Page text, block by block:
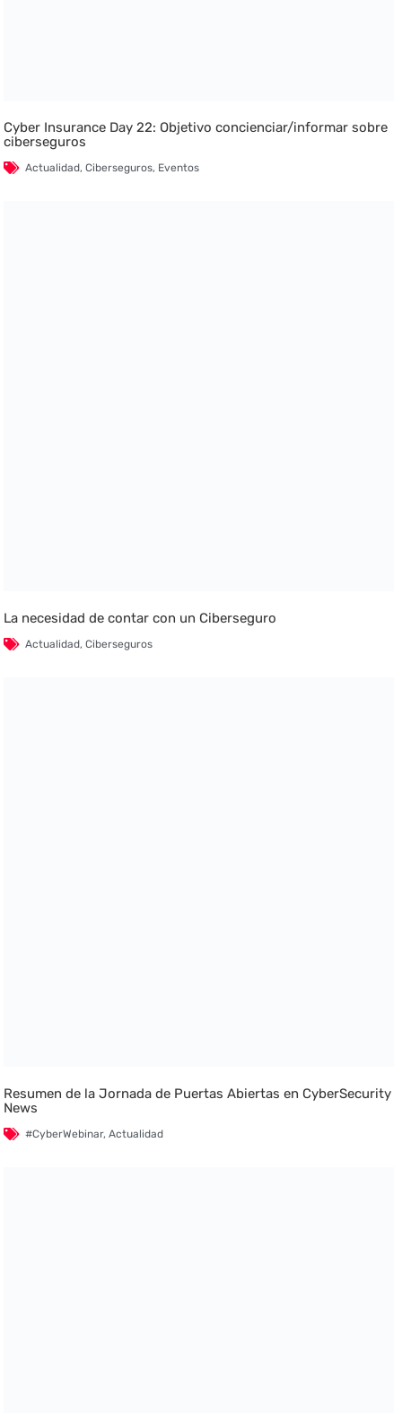
Cyber Insurance Day 22: Objetivo concienciar/informar sobre
ciberseguros
Actualidad,Ciberseguros, Eventos
La necesidad de contar con un Ciberseguro
Actualidad,Ciberseguros
Resumen de la Jornada de Puertas Abiertas en CyberSecurity
News
#CyberWebinar,Actualidad